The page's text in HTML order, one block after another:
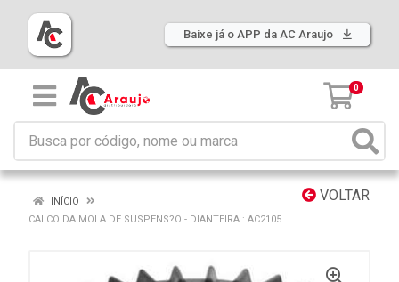
Baixe já o APP da AC Araujo
0
VOLTAR
INÍCIO
CALCO DA MOLA DE SUSPENS?O - DIANTEIRA : AC2105